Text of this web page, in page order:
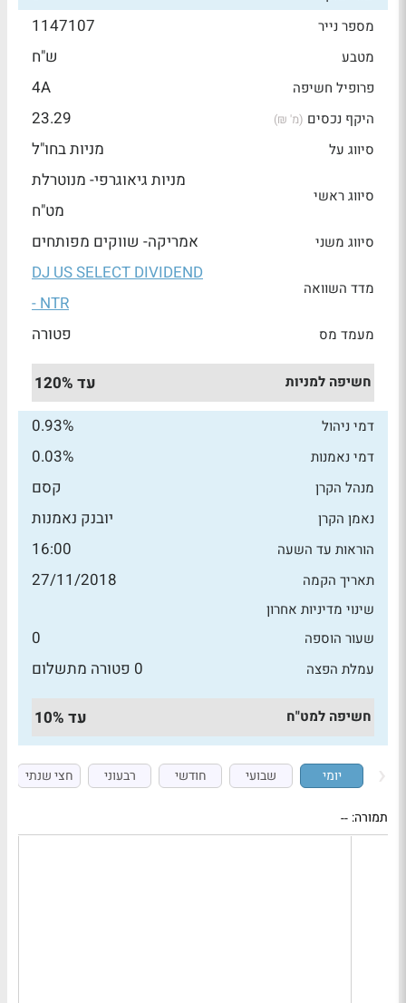
מספר נייר 1147107
מטבע ש"ח
פרופיל חשיפה 4A
היקף נכסים (מ' ₪) 23.29
סיווג על מניות בחו"ל
סיווג ראשי
מניות גיאוגרפי- מנוטרלת
מט"ח
סיווג משני אמריקה- שווקים מפותחים
מדד השוואה
DJ US SELECT DIVIDEND
- NTR
מעמד מס פטורה
חשיפה למניות עד 120%
דמי ניהול 0.93%
דמי נאמנות 0.03%
מנהל הקרן קסם
נאמן הקרן יובנק נאמנות
הוראות עד השעה 16:00
תאריך הקמה 27/11/2018
שינוי מדיניות אחרון
שעור הוספה
0
עמלת הפצה 0 פטורה מתשלום
חשיפה למט"ח עד 10%
יומי שבועי חודשי רבעוני חצי שנתי
תמורה: --